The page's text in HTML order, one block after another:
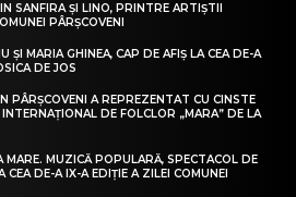
SANFIRA ȘI LINO, PRINTRE ARTIȘTII
PÂRȘCOVENI
ȘI MARIA GHINEA, CAP DE AFIȘ LA CEA DE-A
DE JOS
PÂRȘCOVENI A REPREZENTAT CU CINSTE
DE FOLCLOR „MARA” DE LA
MARE. MUZICĂ POPULARĂ, SPECTACOL DE
CEA DE-A IX-A EDIȚIE A ZILEI COMUNEI